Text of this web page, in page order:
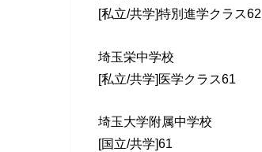
[私立/共学]特別進学クラス62
埼玉栄中学校
[私立/共学]医学クラス61
埼玉大学附属中学校
[国立/共学]61